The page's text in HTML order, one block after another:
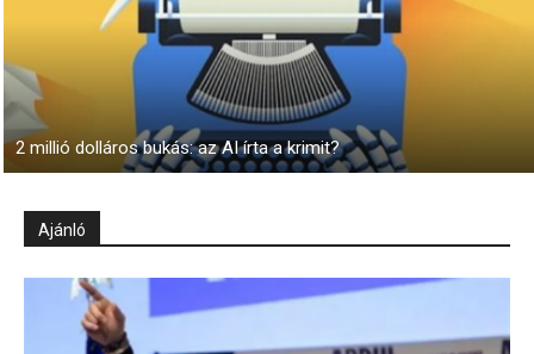
2 millió dolláros bukás: az AI írta a krimit?
Ajánló